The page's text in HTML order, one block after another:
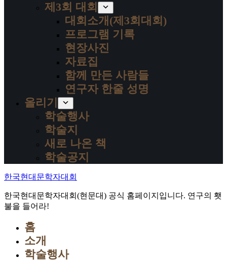
제3회 대회
대회소개(제3회대회)
프로그램 기록
현장사진
자료집
함께 만든 사람들
연구자 한줄 성명
올리기
학술행사
학술지
새로 나온 책
학술공지
한국현대문학자대회
한국현대문학자대회(현문대) 공식 홈페이지입니다. 연구의 횃
불을 들어라!
홈
소개
학술행사